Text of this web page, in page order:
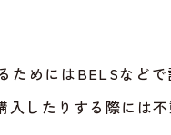
ためにはBELSなど
したりする際には